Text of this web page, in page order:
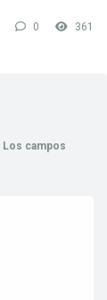
0 361
Los campos